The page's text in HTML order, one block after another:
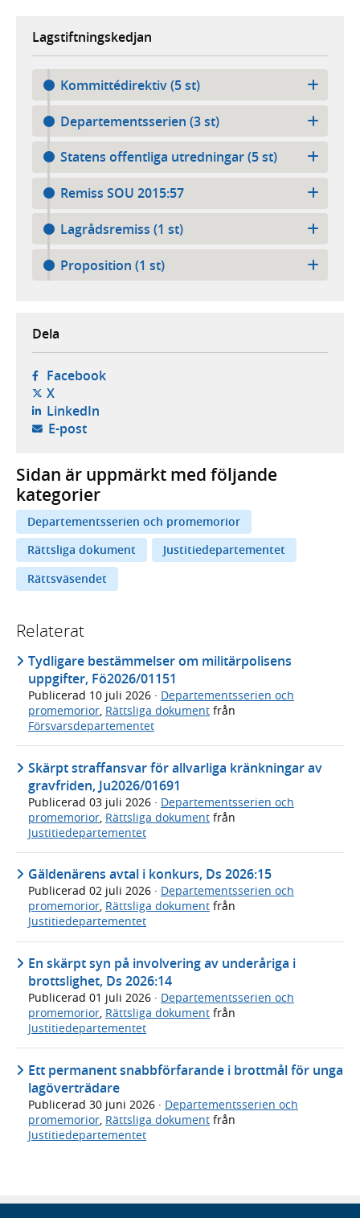
Lagstiftningskedjan
Kommittédirektiv (5 st)
Departementsserien (3 st)
Statens offentliga utredningar (5 st)
Remiss SOU 2015:57
Lagrådsremiss (1 st)
Proposition (1 st)
Dela
Facebook- öppnas i ny flik, extern webbplats,
X- öppnas i ny flik, extern webbplats,
LinkedIn- öppnas i ny flik, extern webbplats,
E-post- öppnar din e-postklient,
Sidan är uppmärkt med följande
kategorier
Departementsserien och promemorior
Rättsliga dokument
Justitiedepartementet
Rättsväsendet
Relaterat
Tydligare bestämmelser om militärpolisens
uppgifter, Fö2026/01151
Publicerad 10 juli 2026 · Departementsserien och
promemorior, Rättsliga dokument från
Försvarsdepartementet
Skärpt straffansvar för allvarliga kränkningar av
gravfriden, Ju2026/01691
Publicerad 03 juli 2026 · Departementsserien och
promemorior Rättsliga dokument från
Justitiedepartementet
Gäldenärens avtal i konkurs, Ds 2026:15
Publicerad 02 juli 2026 · Departementsserien och
promemorior, Rättsliga dokument från
Justitiedepartementet
En skärpt syn på involvering av underåriga i
brottslighet, Ds 2026:14
Publicerad 01 juli 2026 · Departementsserien och
promemorior, Rättsliga dokument från
Justitiedepartementet
Ett permanent snabbförfarande i brottmål för unga
lagöverträdare
Publicerad 30 juni 2026 · Departementsserien och
promemorior Rättsliga dokument från
Justitiedepartementet